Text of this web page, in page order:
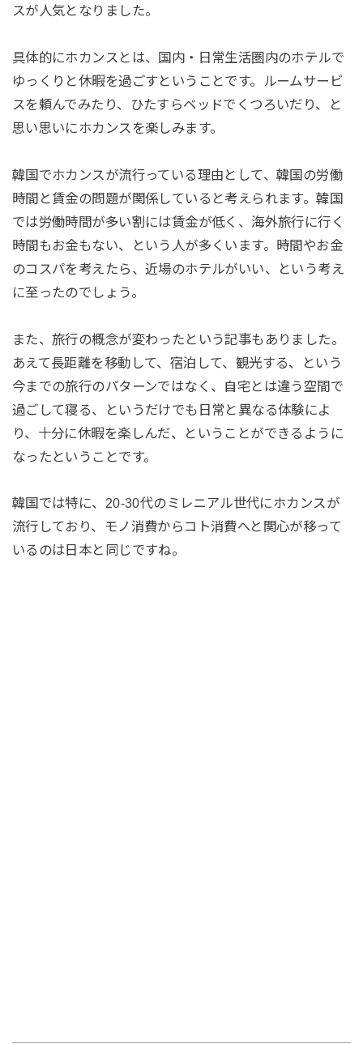
スが人気となりました。
具体的にホカンスとは、国内・日常生活圏内のホテルで
ゆっくりと休暇を過ごすということです。ルームサービ
スを頼んでみたり、ひたすらベッドでくつろいだり、と
思い思いにホカンスを楽しみます。
韓国でホカンスが流行っている理由として、韓国の労働
時間と賃金の問題が関係していると考えられます。韓国
では労働時間が多い割には賃金が低く、海外旅行に行く
時間もお金もない、という人が多くいます。時間やお金
のコスパを考えたら、近場のホテルがいい、という考え
に至ったのでしょう。
また、旅行の概念が変わったという記事もありました。
あえて長距離を移動して、宿泊して、観光する、という
今までの旅行のパターンではなく、自宅とは違う空間で
過ごして寝る、というだけでも日常と異なる体験によ
り、十分に休暇を楽しんだ、ということができるように
なったということです。
韓国では特に、20-30代のミレニアル世代にホカンスが
流行しており、モノ消費からコト消費へと関心が移って
いるのは日本と同じですね。